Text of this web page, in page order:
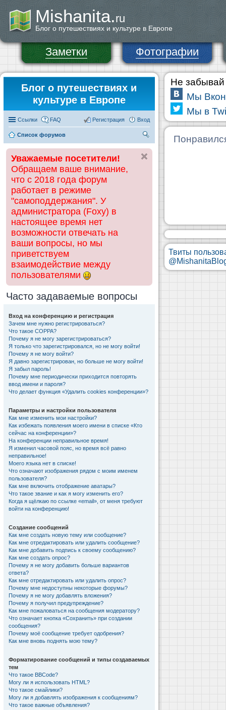
Mishanita.ru
Блог о путешествиях и культуре в Европе
Заметки Фотографии
Блог о путешествиях и
культуре в Европе
Ссылки FAQ Вход
Регистрация
Список форумов
ск
Уважаемые посетители!
Обращаем ваше внимание,
что с 2018 года форум
работает в режиме
"самоподдержания". У
администратора (Foxy) в
настоящее время нет
возможности отвечать на
ваши вопросы, но мы
приветствуем
взаимодействие между
пользователями
Часто задаваемые вопросы
Вход на конференцию и регистрация
Зачем мне нужно регистрироваться?
Что такое COPPA?
Почему я не могу зарегистрироваться?
Я только что зарегистрировался, но не могу войти!
Почему я не могу войти?
Я давно зарегистрирован, но больше не могу войти!
Я забыл пароль!
Почему мне периодически приходится повторять
ввод имени и пароля?
Что делает функция «Удалить cookies конференции»?
Параметры и настройки пользователя
Как мне изменить мои настройки?
Как избежать появления моего имени в списке «Кто
сейчас на конференции»?
На конференции неправильное время!
Я изменил часовой пояс, но время всё равно
неправильное!
Моего языка нет в списке!
Что означают изображения рядом с моим именем
пользователя?
Как мне включить отображение аватары?
Что такое звание и как я могу изменить его?
Когда я щёлкаю по ссылке «email», от меня требуют
войти на конференцию!
Создание сообщений
Как мне создать новую тему или сообщение?
Как мне отредактировать или удалить сообщение?
Как мне добавить подпись к своему сообщению?
Как мне создать опрос?
Почему я не могу добавить больше вариантов
ответа?
Как мне отредактировать или удалить опрос?
Почему мне недоступны некоторые форумы?
Почему я не могу добавлять вложения?
Почему я получил предупреждение?
Как мне пожаловаться на сообщения модератору?
Что означает кнопка «Сохранить» при создании
сообщения?
Почему моё сообщение требует одобрения?
Как мне вновь поднять мою тему?
Форматирование сообщений и типы создаваемых
тем
Что такое BBCode?
Могу ли я использовать HTML?
Что такое смайлики?
Могу ли я добавлять изображения к сообщениям?
Что такое важные объявления?
Не забывай
Мы
Мы в
Твиты